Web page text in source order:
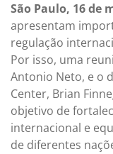
São Paulo, 16 de
apresentam
regulação
Por isso, uma
Antonio Neto, e o
Center, Brian
objetivo de
internacional e
de diferentes